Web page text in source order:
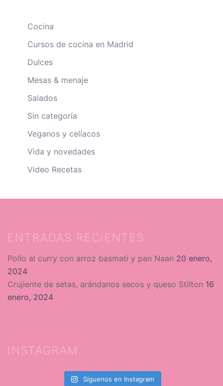
Cocina
Cursos de cocina en Madrid
Dulces
Mesas & menaje
Salados
Sin categoría
Veganos y celíacos
Vida y novedades
Video Recetas
ENTRADAS RECIENTES
Pollo al curry con arroz basmati y pan Naan 20 enero,
2024
Crujiente de setas, arándanos secos y queso Stilton 16
enero, 2024
INSTAGRAM
Síguenos en Instagram